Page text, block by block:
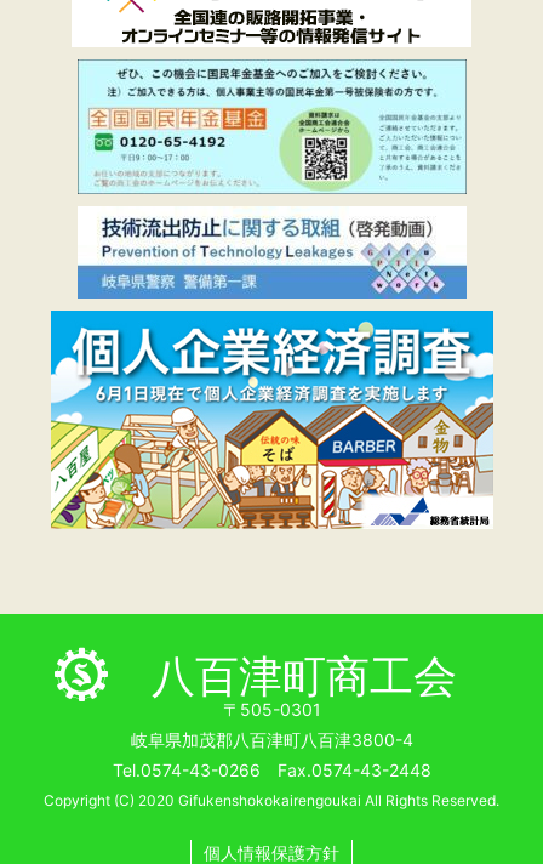
八百津町商工会
〒505-0301
岐阜県加茂郡八百津町八百津3800-4
Tel.0574-43-0266 Fax.0574-43-2448
Copyright (C) 2020 Gifukenshokokairengoukai All Rights Reserved.
個人情報保護方針